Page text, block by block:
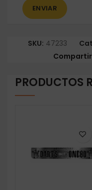
SKU: 47233
PRODUCTOS